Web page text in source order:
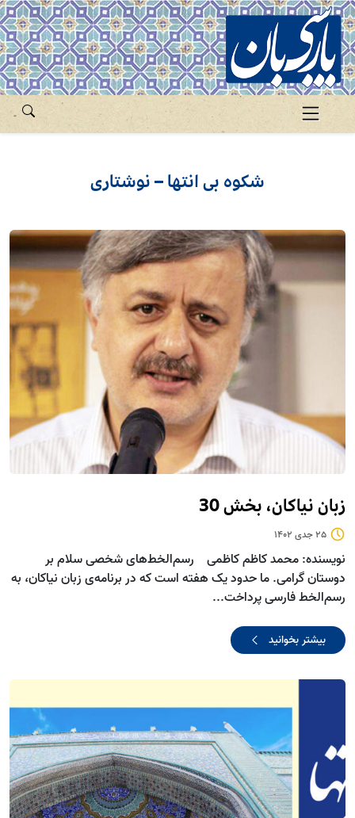
شکوه بی انتها – نوشتاری
زبان نیاکان، بخش 30
25 جدی 1402
نویسنده: محمد کاظم کاظمی رسم‌الخط‌های شخصی سلام بر
دوستان گرامی. ما حدود یک هفته است که در برنامه‌ی زبان نیاکان، به
رسم‌الخط فارسی پرداخت...
بیشتر بخوانید